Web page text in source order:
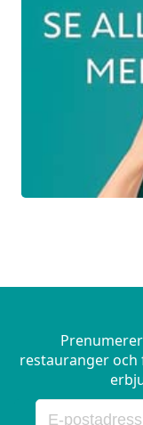
restauranger och